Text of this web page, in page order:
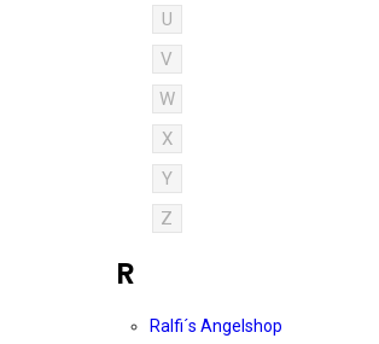
U
V
W
X
Y
Z
R
Ralfi´s Angelshop